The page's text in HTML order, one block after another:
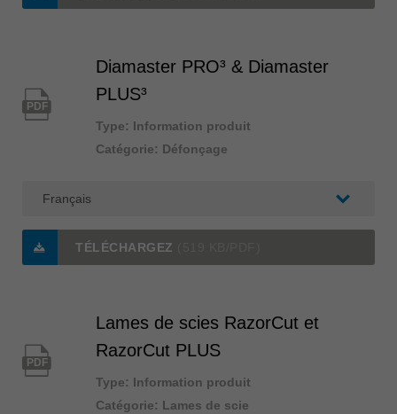
PDF
Diamaster PRO³ & Diamaster
PLUS³
Type: Information produit
Catégorie: Défonçage
TÉLÉCHARGEZ
PDF
Lames de scies RazorCut et
RazorCut PLUS
Type: Information produit
Catégorie: Lames de scie